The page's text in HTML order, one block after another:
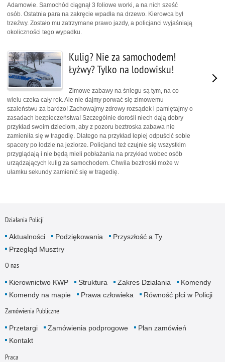
Adamowie. Samochód ciągnął 3 foliowe worki, a na nich sześć
osób. Ostatnia para na zakręcie wpadła na drzewo. Kierowca był
trzeźwy. Zostało mu zatrzymane prawo jazdy, a policjanci wyjaśniają
okoliczności tego wypadku.
Kulig? Nie za samochodem!
Łyżwy? Tylko na lodowisku!
Zimowe zabawy na śniegu są tym, na co
wielu czeka cały rok. Ale nie dajmy porwać się zimowemu
szaleństwu za bardzo! Zachowajmy zdrowy rozsądek i pamiętajmy o
zasadach bezpieczeństwa! Szczególnie dorośli niech dają dobry
przykład swoim dzieciom, aby z pozoru beztroska zabawa nie
zamieniła się w tragedię. Dlatego na przykład lepiej odpuścić sobie
spacery po lodzie na jeziorze. Policjanci też czujnie się wszystkim
przyglądają i nie będą mieli pobłażania na przykład wobec osób
urządzających kulig za samochodem. Chwila beztroski może w
ułamku sekundy zamienić się w tragedię.
Działania Policji
Aktualności Podziękowania
Przyszłość a Ty
Przegląd Musztry
O nas
Kierownictwo KWP Struktura Zakres Działania
Komendy
Komendy na mapie
Prawa człowieka Równość płci w Policji
Zamówienia Publiczne
Przetargi Zamówienia podprogowe
Plan zamówień
Kontakt
Praca